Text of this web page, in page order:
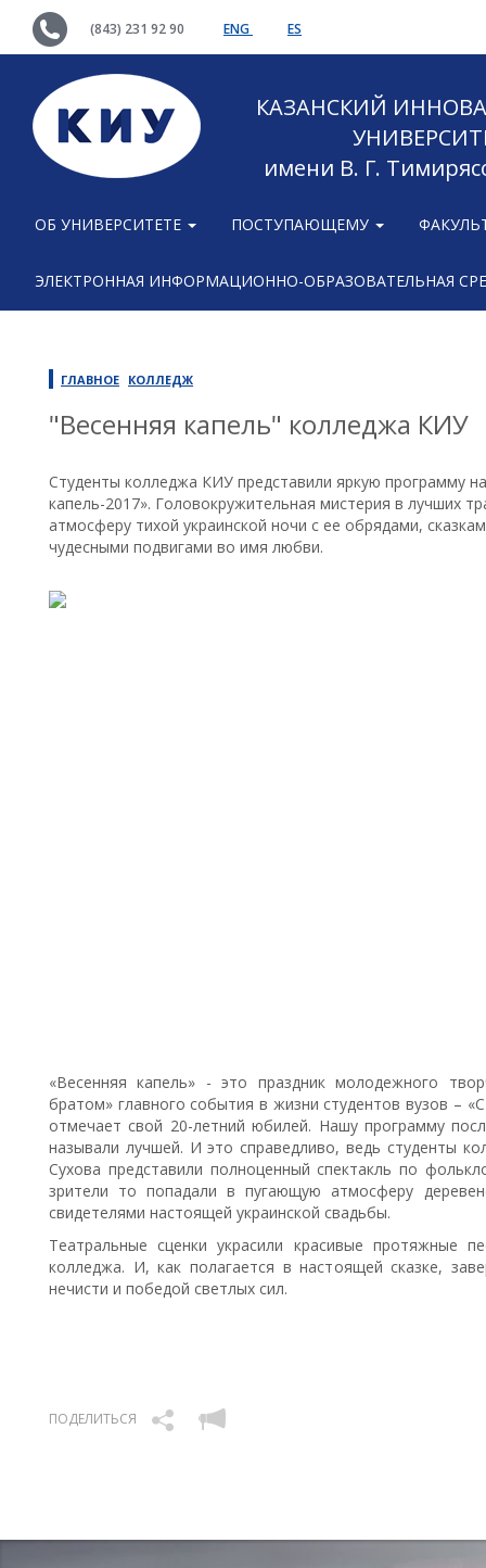
(843) 231 92 90 ENG ES
КАЗАНСКИЙ
имени В. Г.
ОБ УНИВЕРСИТЕТЕ ПОСТУПАЮЩЕМУ
ЭЛЕКТРОННАЯ ИНФОРМАЦИОННО-ОБРАЗОВАТЕЛЬНАЯ
ГЛАВНОЕ КОЛЛЕДЖ
"Весенняя капель" колледжа КИУ
Студенты колледжа КИУ представили яркую программу
капель-2017». Головокружительная мистерия в лучших
атмосферу тихой украинской ночи с ее обрядами,
чудесными подвигами во имя любви.
«Весенняя капель» - это праздник молодежного
братом» главного события в жизни студентов вузов –
отмечает свой 20-летний юбилей. Нашу программу
называли лучшей. И это справедливо, ведь студенты
Сухова представили полноценный спектакль по
зрители то попадали в пугающую атмосферу
свидетелями настоящей украинской свадьбы.
Театральные сценки украсили красивые протяжные
колледжа. И, как полагается в настоящей сказке,
нечисти и победой светлых сил.
ПОДЕЛИТЬСЯ